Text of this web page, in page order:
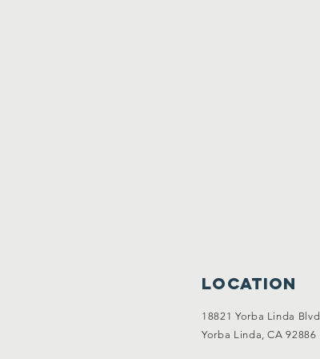
Location
18821 Yorba Linda Blvd
Yorba Linda, CA 92886